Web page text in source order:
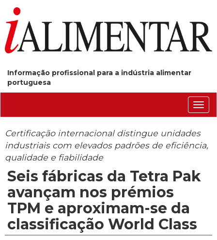
Informação profissional para a indústria alimentar
portuguesa
Certificação internacional distingue unidades
industriais com elevados padrões de eficiência,
qualidade e fiabilidade
Seis fábricas da Tetra Pak
avançam nos prémios
TPM e aproximam-se da
classificação World Class